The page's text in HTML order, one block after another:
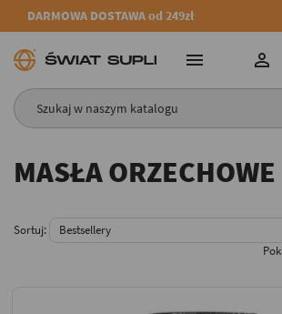
DARMOWA DOSTAWA od 249zł
 
MASŁA ORZECHOWE
Sortuj: Bestsellery